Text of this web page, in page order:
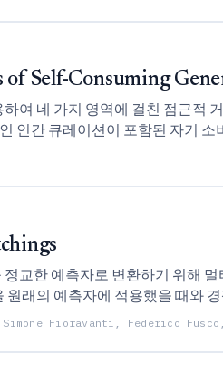
of Self-Consuming
여 네 가지 영역에 걸친 점근적
인간 큐레이션이 포함된 자기
교한 예측자로 변환하기 위해
래의 예측자에 적용했을 때와
Fioravanti, Federico